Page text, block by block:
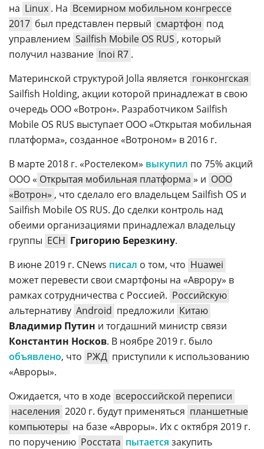
на Linux . На Всемирном мобильном конгрессе
2017 был представлен первый смартфон под
управлением Sailfish Mobile OS RUS , который
получил название Inoi R7 .
Материнской структурой Jolla является гонконгская
Sailfish Holding, акции которой принадлежат в свою
очередь ООО «Вотрон». Разработчиком Sailfish
Mobile OS RUS выступает ООО «Открытая мобильная
платформа», созданное «Вотроном» в 2016 г.
В марте 2018 г. «Ростелеком» выкупил по 75% акций
ООО « Открытая мобильная платформа » и ООО
«Вотрон» , что сделало его владельцем Sailfish OS и
Sailfish Mobile OS RUS. До сделки контроль над
обеими организациями принадлежал владельцу
группы ЕСН Григорию Березкину.
В июне 2019 г. CNews писал о том, что Huawei
может перевести свои смартфоны на «Аврору» в
рамках сотрудничества с Россией. Российскую
альтернативу Android предложили Китаю
Владимир Путин и тогдашний министр связи
Константин Носков. В ноябре 2019 г. было
объявлено, что РЖД приступили к использованию
«Авроры».
Ожидается, что в ходе всероссийской переписи
населения 2020 г. будут применяться планшетные
компьютеры на базе «Авроры». Их с октября 2019 г.
по поручению Росстата пытается закупить